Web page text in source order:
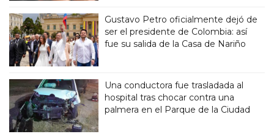
Gustavo Petro oficialmente dejó de
ser el presidente de Colombia: así
fue su salida de la Casa de Nariño
Una conductora fue trasladada al
hospital tras chocar contra una
palmera en el Parque de la Ciudad